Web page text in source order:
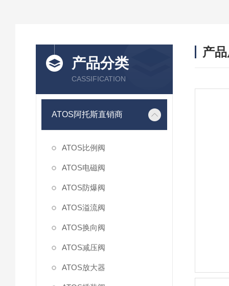
产品分类
CASSIFICATION
ATOS阿托斯直销商
ATOS比例阀
ATOS电磁阀
ATOS防爆阀
ATOS溢流阀
ATOS换向阀
ATOS减压阀
ATOS放大器
产